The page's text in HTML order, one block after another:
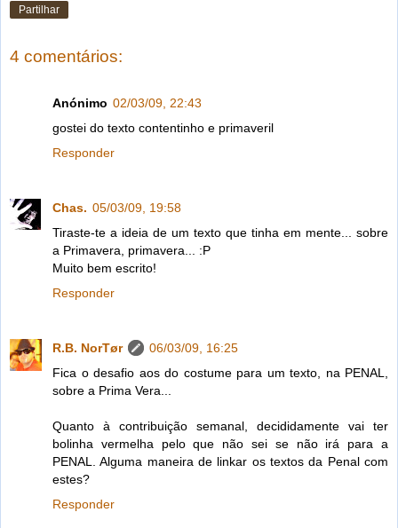
Partilhar
4 comentários:
Anónimo 02/03/09, 22:43
gostei do texto contentinho e primaveril
Responder
Chas. 05/03/09, 19:58
Tiraste-te a ideia de um texto que tinha em mente... sobre
a Primavera, primavera... :P
Muito bem escrito!
Responder
R.B. NorTør
06/03/09, 16:25
Fica o desafio aos do costume para um texto, na PENAL,
sobre a Prima Vera...
Quanto à contribuição semanal, decididamente vai ter
bolinha vermelha pelo que não sei se não irá para a
PENAL. Alguma maneira de linkar os textos da Penal com
estes?
Responder